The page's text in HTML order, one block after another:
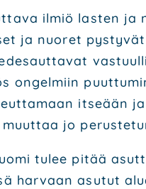
ilmiö las­ten
ja nuo­ret
ongel­miin
itse­ään
jo
tulee pitää
har­vaan asu­tut